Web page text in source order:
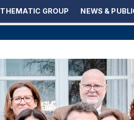
THEMATIC GROUP NEWS &